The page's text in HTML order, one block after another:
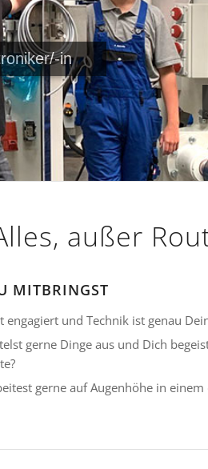
in
außer
MITBRINGST
engagiert und Technik ist genau
gerne Dinge aus und Dich
gerne auf Augenhöhe in einem